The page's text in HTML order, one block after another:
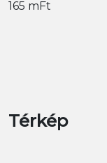
165 mFt
Térkép